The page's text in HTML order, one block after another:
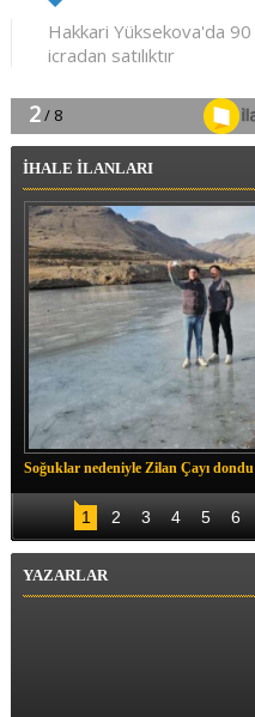
İHALE İLANLARI
Soğuklar nedeniyle Zilan Çayı dondu
1 2 3 4 5 6
YAZARLAR